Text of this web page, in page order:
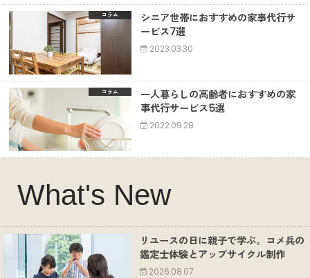
コラム
シニア世帯におすすめの家事代行サ
ービス7選
2023.03.30
コラム
一人暮らしの高齢者におすすめの家
事代行サービス5選
2022.09.28
What's New
リユースの日に親子で学ぶ。コメ兵の
鑑定士体験とアップサイクル制作
2026.08.07